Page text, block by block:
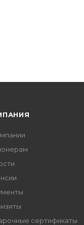
сертификаты